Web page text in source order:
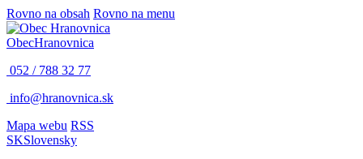
Rovno na obsah Rovno na menu
ObecHranovnica
052 / 788 32 77
info@hranovnica.sk
Mapa webu RSS
SKSlovensky